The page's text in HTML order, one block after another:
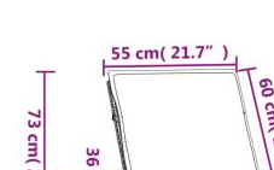
покривало.
Шезлонг:
Цвят: Светлосив
Материал: PE